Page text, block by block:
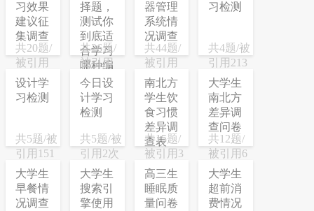
习效果
建议征
集调查
共20题/
被引用
41次
择题，
测试你
到底适
合学习
哪种编
程语
言！
共26题/
被引用
351次
器管理
系统情
况调查
共44题/
被引用
222次
习检测
共4题/被
引用213
次
设计学
习检测
共5题/被
引用151
次
今日设
计学习
检测
共5题/被
引用2次
南北方
学生饮
食习惯
差异调
查表
共15题/
被引用3
次
大学生
南北方
差异调
查问卷
共12题/
被引用6
次
大学生
早餐情
况调查
大学生
搜索引
擎使用
高三生
睡眠质
量问卷
大学生
超前消
费情况